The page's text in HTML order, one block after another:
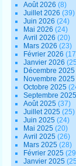
Août 2026 (8)
Juillet 2026 (39)
Juin 2026 (24)
Mai 2026 (24)
Avril 2026 (20)
Mars 2026 (23)
Février 2026
Janvier 2026
Décembre 2025
Novembre 2025
Octobre 2025
Septembre 2025
Août 2025 (37)
Juillet 2025 (25)
Juin 2025 (24)
Mai 2025 (20)
Avril 2025 (26)
Mars 2025 (28)
Février 2025
Janvier 2025